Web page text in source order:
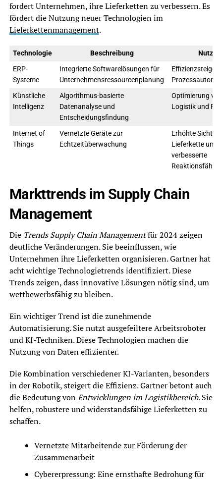
fordert Unternehmen, ihre Lieferketten zu verbessern. Es
fördert die Nutzung neuer Technologien im
Lieferkettenmanagement.
Technologie Beschreibung
Nutzen
ERP-
Systeme
Integrierte Softwarelösungen für
Unternehmensressourcenplanung
Künstliche
Intelligenz
Algorithmus-basierte
Datenanalyse und
Entscheidungsfindung
Optimierung von
Logistik und
Internet of
Things
Vernetzte Geräte zur
Echtzeitüberwachung
Erhöhte
Lieferkette und
verbesserte
Markttrends im Supply Chain
Management
Die Trends Supply Chain Managementfür 2024 zeigen
deutliche Veränderungen. Sie beeinflussen, wie
Unternehmen ihre Lieferketten organisieren. Gartner hat
acht wichtige Technologietrends identifiziert. Diese
Trends zeigen, dass innovative Lösungen nötig sind, um
wettbewerbsfähig zu bleiben.
Ein wichtiger Trend ist die zunehmende
Automatisierung. Sie nutzt ausgefeiltere Arbeitsroboter
und KI-Techniken. Diese Technologien machen die
Nutzung von Daten effizienter.
Die Kombination verschiedener KI-Varianten, besonders
in der Robotik, steigert die Effizienz. Gartner betont auch
die Bedeutung vonEntwicklungen im Logistikbereich. Sie
helfen, robustere und widerstandsfähige Lieferketten zu
schaffen.
Vernetzte Mitarbeitende zur Förderung der
Zusammenarbeit
Cybererpressung: Eine ernsthafte Bedrohung für